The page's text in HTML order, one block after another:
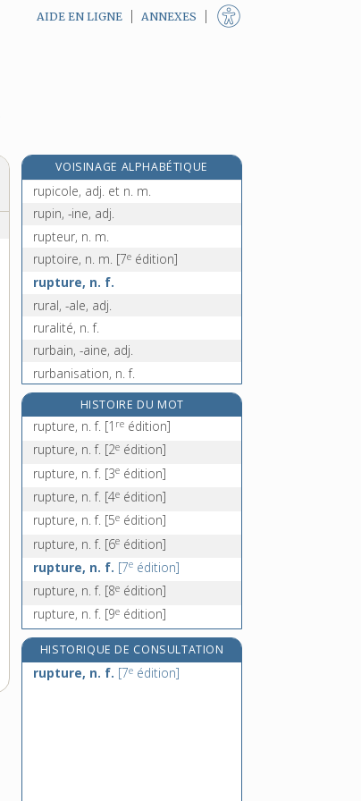
AIDE EN LIGNE ANNEXES
VOISINAGE ALPHABÉTIQUE
rupestre, adj.
rupicole, adj. et n. m.
rupin, -ine, adj.
rupteur, n. m.
ruptoire, n. m. [7e édition]
rupture, n. f.
rural, -ale, adj.
ruralité, n. f.
rurbain, -aine, adj.
rurbanisation, n. f.
ruse, n. f.
rusé, -ée, adj.
ruser, v. intr.
russe, adj. et n.
HISTOIRE DU MOT
rupture, n. f. [1 re édition]
rupture, n. f. [2e édition]
rupture, n. f. [3e édition]
rupture, n. f. [4e édition]
rupture, n. f. [5e édition]
rupture, n. f. [6e édition]
rupture, n. f. [7e édition]
rupture, n. f. [8e édition]
rupture, n. f. [9e édition]
HISTORIQUE DE CONSULTATION
rupture, n. f. [7e édition]